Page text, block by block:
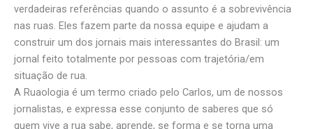
verdadeiras referências quando o assunto é a sobrevivência
nas ruas. Eles fazem parte da nossa equipe e ajudam a
construir um dos jornais mais interessantes do Brasil: um
jornal feito totalmente por pessoas com trajetória/em
situação de rua.
A Ruaologia é um termo criado pelo Carlos, um de nossos
jornalistas, e expressa esse conjunto de saberes que só
quem vive a rua sabe, aprende, se forma e se torna uma